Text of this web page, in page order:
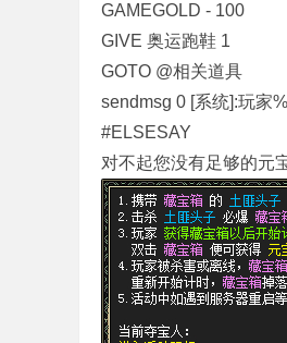
GAMEGOLD - 100
GIVE 奥运跑鞋 1
GOTO @相关道具
sendmsg 0 [系统]:玩家
#ELSESAY
对不起您没有足够的元